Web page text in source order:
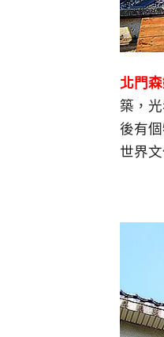
北門
築，
後有
世界